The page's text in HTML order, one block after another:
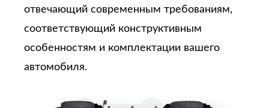
отвечающий современным требованиям,
соответствующий конструктивным
особенностям и комплектации вашего
автомобиля.